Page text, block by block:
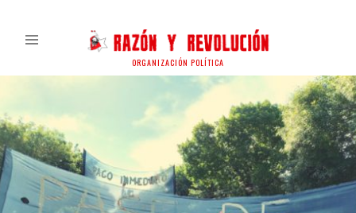
ORGANIZACIÓN POLÍTICA